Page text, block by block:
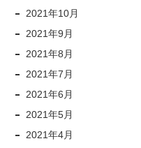
2021年10月
2021年9月
2021年8月
2021年7月
2021年6月
2021年5月
2021年4月